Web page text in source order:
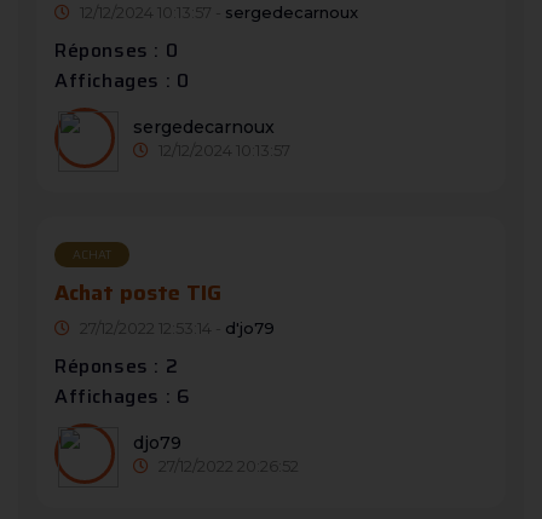
12/12/2024 10:13:57 - sergedecarnoux
Réponses : 0
Affichages : 0
sergedecarnoux
12/12/2024 10:13:57
ACHAT
Achat poste TIG
27/12/2022 12:53:14 - d'jo79
Réponses : 2
Affichages : 6
djo79
27/12/2022 20:26:52